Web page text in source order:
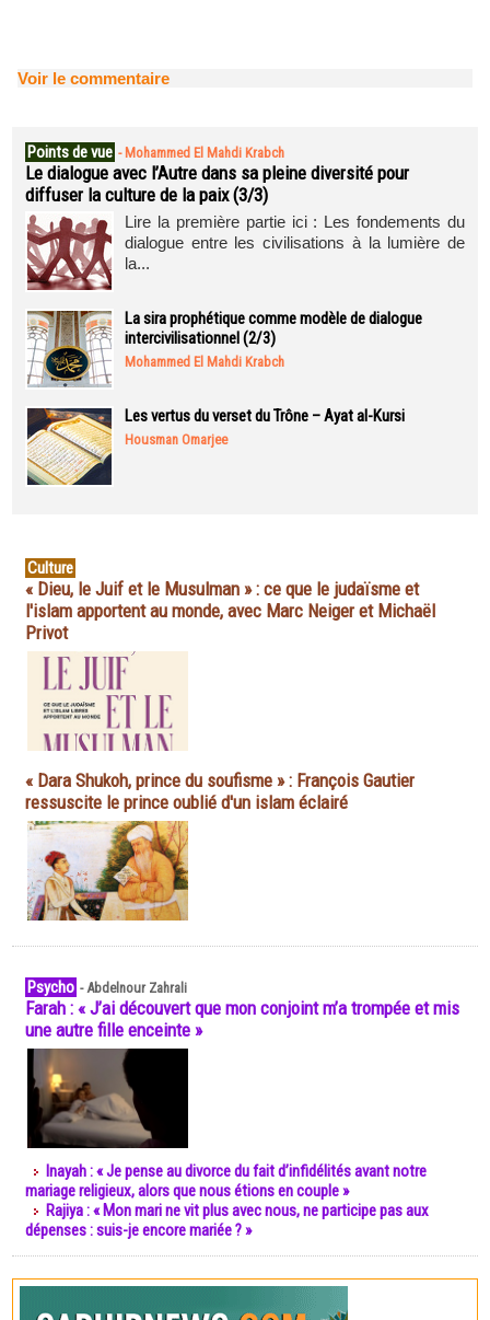
Voir le commentaire
Points de vue - Mohammed El Mahdi Krabch
Le dialogue avec l’Autre dans sa pleine diversité pour
diffuser la culture de la paix (3/3)
Lire la première partie ici : Les fondements du
dialogue entre les civilisations à la lumière de
la...
La sira prophétique comme modèle de dialogue
intercivilisationnel (2/3)
Mohammed El Mahdi Krabch
Les vertus du verset du Trône – Ayat al-Kursi
Housman Omarjee
Culture
« Dieu, le Juif et le Musulman » : ce que le judaïsme et
l'islam apportent au monde, avec Marc Neiger et Michaël
Privot
« Dara Shukoh, prince du soufisme » : François Gautier
ressuscite le prince oublié d'un islam éclairé
Psycho -Abdelnour Zahrali
Farah : « J’ai découvert que mon conjoint m’a trompée et mis
une autre fille enceinte »
Inayah : « Je pense au divorce du fait d’infidélités avant notre
mariage religieux, alors que nous étions en couple »
Rajiya : « Mon mari ne vit plus avec nous, ne participe pas aux
dépenses : suis-je encore mariée ? »